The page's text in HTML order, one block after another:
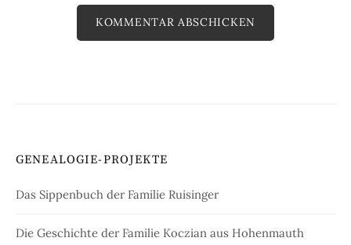
GENEALOGIE-PROJEKTE
Das Sippenbuch der Familie Ruisinger
Die Geschichte der Familie Koczian aus Hohenmauth